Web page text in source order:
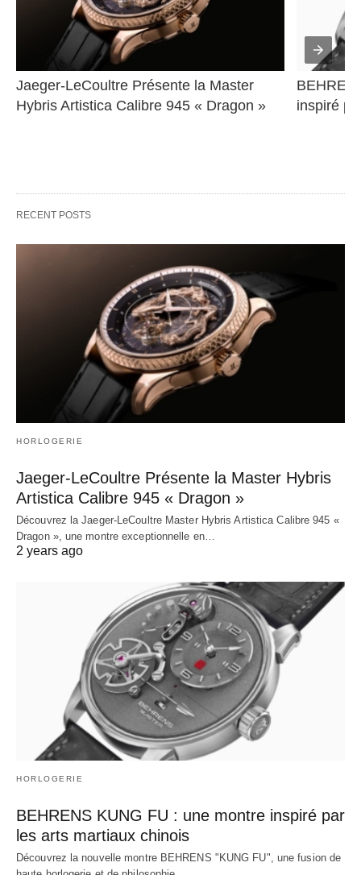
Jaeger-LeCoultre Présente la Master
Hybris Artistica Calibre 945 « Dragon »
inspiré
RECENT POSTS
HORLOGERIE
Jaeger-LeCoultre Présente la Master Hybris
Artistica Calibre 945 « Dragon »
Découvrez la Jaeger-LeCoultre Master Hybris Artistica Calibre 945 «
Dragon », une montre exceptionnelle en…
2 years ago
HORLOGERIE
BEHRENS KUNG FU : une montre inspiré par
les arts martiaux chinois
Découvrez la nouvelle montre BEHRENS "KUNG FU", une fusion de